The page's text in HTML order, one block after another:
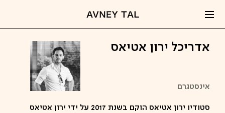
אדריכל ירון אטיאס
אינסטגרם
סטודיו ירון אטיאס הוקם בשנת 2017 על ידי ירון אטיאס